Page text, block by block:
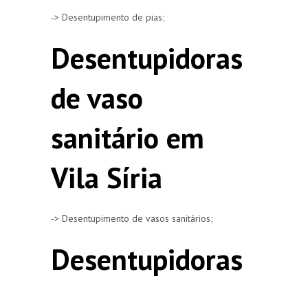
-> Desentupimento de pias;
Desentupidoras
de vaso
sanitário em
Vila Síria
-> Desentupimento de vasos sanitários;
Desentupidoras